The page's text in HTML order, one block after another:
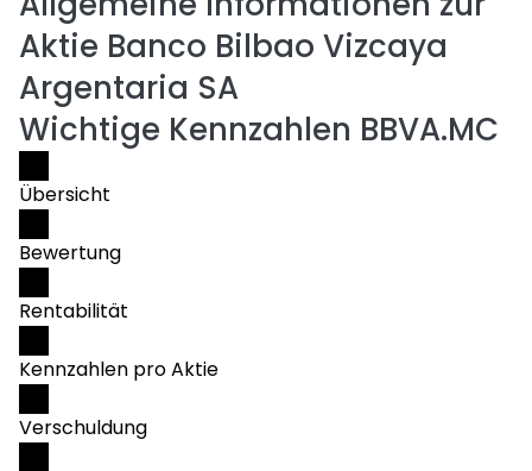
Aktie Banco Bilbao Vizcaya
Argentaria SA
Wichtige Kennzahlen BBVA.MC
Übersicht
Bewertung
Rentabilität
Kennzahlen pro Aktie
Verschuldung